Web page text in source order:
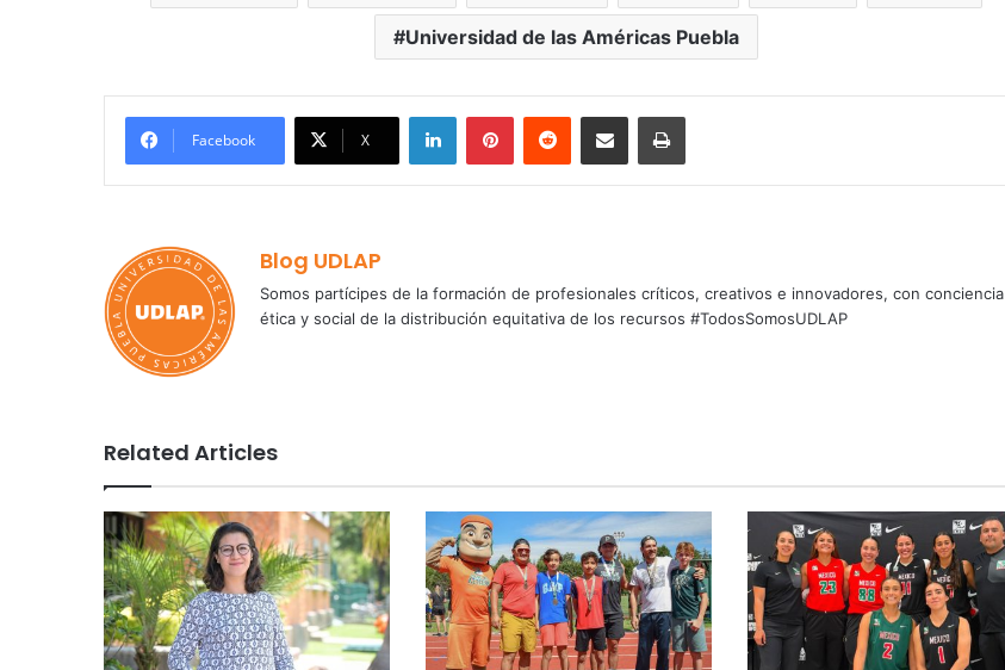
Universidad de las Américas Puebla
Facebook X
LinkedInPinterestReddit Share via Email Print
Blog UDLAP
Somos partícipes de la formación de profesionales críticos, creativos e innovadores, con conciencia
ética y social de la distribución equitativa de los recursos #TodosSomosUDLAP
Related Articles